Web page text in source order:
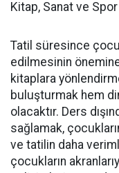
Kitap, Sanat ve
Tatil süresince
edilmesinin
kitaplara
buluşturmak hem
olacaktır. Ders
sağlamak,
ve tatilin daha
çocukların